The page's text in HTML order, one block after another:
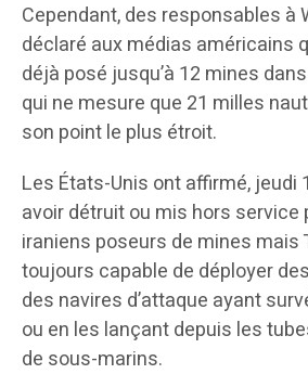
Cependant, des responsables à
déclaré aux médias américains
déjà posé jusqu’à 12 mines
qui ne mesure que 21 milles
son point le plus étroit.
Les États-Unis ont affirmé, jeudi
avoir détruit ou mis hors service
iraniens poseurs de mines mais
toujours capable de déployer
des navires d’attaque ayant
ou en les lançant depuis les
de sous-marins.